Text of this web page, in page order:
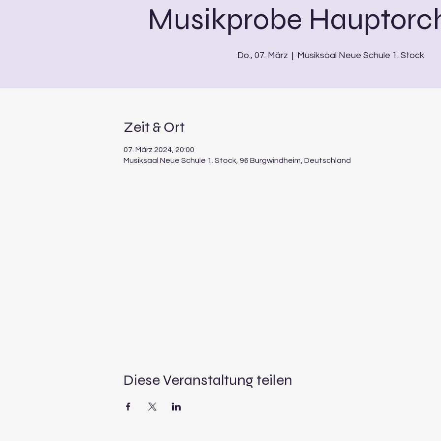
Musikprobe
Do., 07. März
  |
Musiksaal Neue Schule 1. Stock
Zeit & Ort
07. März 2024, 20:00
Musiksaal Neue Schule 1. Stock, 96 Burgwindheim, Deutschland
Diese Veranstaltung teilen